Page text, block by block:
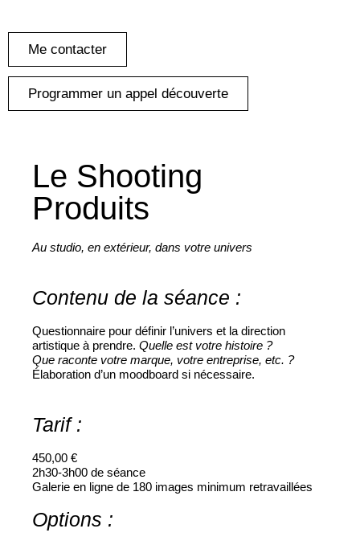
Me contacter
Programmer un appel découverte
Le Shooting
Produits
Au studio, en extérieur, dans votre univers
Contenu de la séance :
Questionnaire pour définir l’univers et la direction
artistique à prendre. Quelle est votre histoire ?
Que raconte votre marque, votre entreprise, etc. ?
Élaboration d’un moodboard si nécessaire.
Tarif :
450,00 €
2h30-3h00 de séance
Galerie en ligne de 180 images minimum retravaillées
Options :